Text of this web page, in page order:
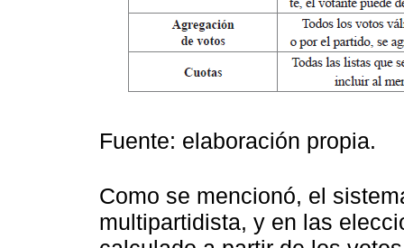
Fuente: elaboración propia.
Como se mencionó, el
multipartidista, y en las